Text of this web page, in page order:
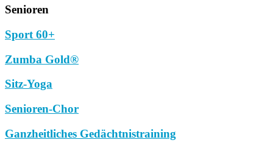
Senioren
Sport 60+
Zumba Gold®
Sitz-Yoga
Senioren-Chor
Ganzheitliches Gedächtnistraining